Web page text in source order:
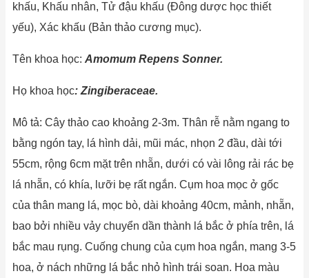
khấu, Khấu nhân, Tử đậu khấu (Đông dược học thiết
yếu), Xác khấu (Bản thảo cương mục).
Tên khoa học: Amomum Repens Sonner.
Họ khoa học: Zingiberaceae.
Mô tả: Cây thảo cao khoảng 2-3m. Thân rễ nằm ngang to
bằng ngón tay, lá hình dải, mũi mác, nhọn 2 đầu, dài tới
55cm, rộng 6cm mặt trên nhẵn, dưới có vài lông rải rác bẹ
lá nhẵn, có khía, lưỡi bẹ rất ngắn. Cụm hoa mọc ở gốc
của thân mang lá, mọc bò, dài khoảng 40cm, mảnh, nhẵn,
bao bởi nhiều vảy chuyển dần thành lá bắc ở phía trên, lá
bắc mau rụng. Cuống chung của cụm hoa ngắn, mang 3-5
hoa, ở nách những lá bắc nhỏ hình trái soan. Hoa màu